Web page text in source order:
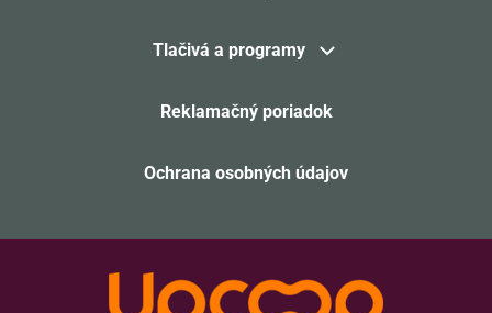
Tlačivá a programy
Reklamačný poriadok
Ochrana osobných údajov